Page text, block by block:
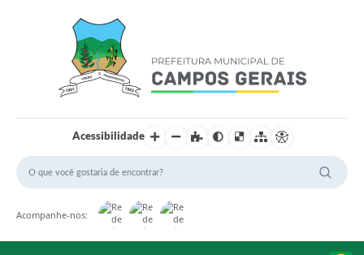
Acessibilidade
Acompanhe-nos: